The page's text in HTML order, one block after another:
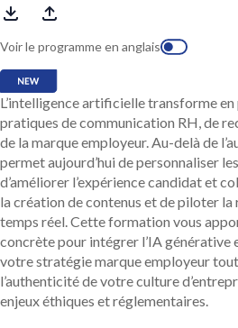
Voir le programme en anglais
L’intelligence artificielle transforme
pratiques de communication RH, de
de la marque employeur. Au-delà de
permet aujourd’hui de personnaliser
d’améliorer l’expérience candidat et
la création de contenus et de piloter
temps réel. Cette formation vous
concrète pour intégrer l’IA générative
votre stratégie marque employeur
l’authenticité de votre culture
enjeux éthiques et réglementaires.